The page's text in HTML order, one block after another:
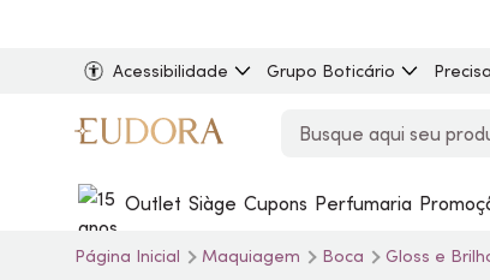
Acessibilidade Grupo Boticário
Outlet Siàge Cupons Perfumaria
Página Inicial Maquiagem Boca Gloss e